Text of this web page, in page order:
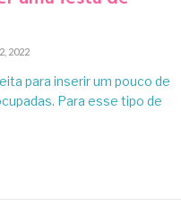
2022
para inserir um pouco de
Para esse tipo de